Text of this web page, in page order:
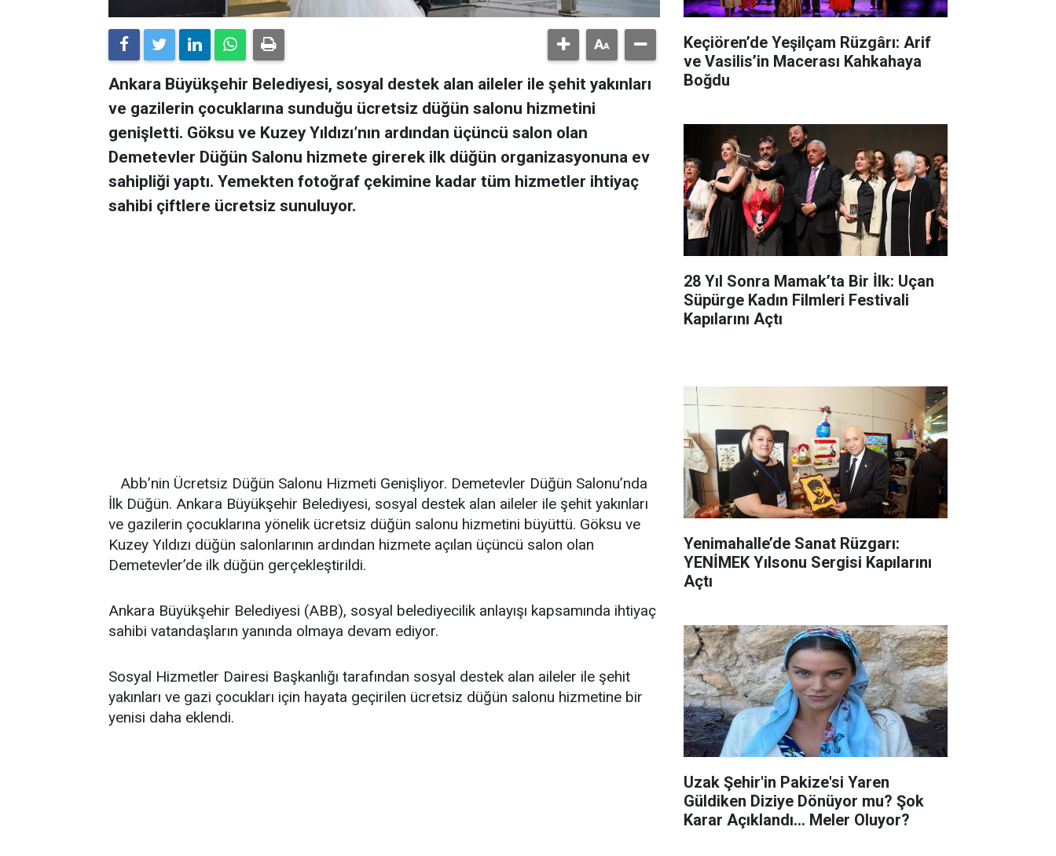
Ankara Büyükşehir Belediyesi, sosyal destek alan aileler ile şehit yakınları
ve gazilerin çocuklarına sunduğu ücretsiz düğün salonu hizmetini
genişletti. Göksu ve Kuzey Yıldızı’nın ardından üçüncü salon olan
Demetevler Düğün Salonu hizmete girerek ilk düğün organizasyonuna ev
sahipliği yaptı. Yemekten fotoğraf çekimine kadar tüm hizmetler ihtiyaç
sahibi çiftlere ücretsiz sunuluyor.
Abb’nin Ücretsiz Düğün Salonu Hizmeti Genişliyor. Demetevler Düğün Salonu’nda
İlk Düğün. Ankara Büyükşehir Belediyesi, sosyal destek alan aileler ile şehit yakınları
ve gazilerin çocuklarına yönelik ücretsiz düğün salonu hizmetini büyüttü. Göksu ve
Kuzey Yıldızı düğün salonlarının ardından hizmete açılan üçüncü salon olan
Demetevler’de ilk düğün gerçekleştirildi.
Ankara Büyükşehir Belediyesi (ABB), sosyal belediyecilik anlayışı kapsamında ihtiyaç
sahibi vatandaşların yanında olmaya devam ediyor.
Sosyal Hizmetler Dairesi Başkanlığı tarafından sosyal destek alan aileler ile şehit
yakınları ve gazi çocukları için hayata geçirilen ücretsiz düğün salonu hizmetine bir
yenisi daha eklendi.
Keçiören’de Yeşilçam Rüzgârı: Arif
ve Vasilis’in Macerası Kahkahaya
Boğdu
28 Yıl Sonra Mamak’ta Bir İlk: Uçan
Süpürge Kadın Filmleri Festivali
Kapılarını Açtı
Yenimahalle’de Sanat Rüzgarı:
YENİMEK Yılsonu Sergisi Kapılarını
Açtı
Uzak Şehir'in Pakize'si Yaren
Güldiken Diziye Dönüyor mu? Şok
Karar Açıklandı... Meler Oluyor?